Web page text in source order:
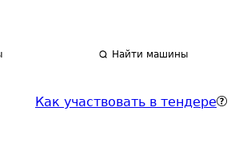
Найти машины
Как участвовать в тендере